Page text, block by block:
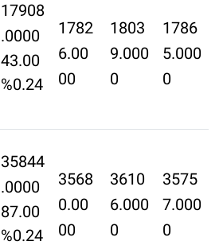
17908
.0000
43.00
%0.24
1782
6.00
00
1803
9.000
0
1786
5.000
0
35844
.0000
87.00
%0.24
3568
0.00
00
3610
6.000
0
3575
7.000
0